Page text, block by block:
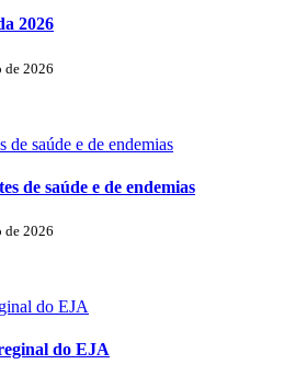
2026
de 2026
de saúde e de endemias
de saúde e de endemias
de 2026
do EJA
do EJA